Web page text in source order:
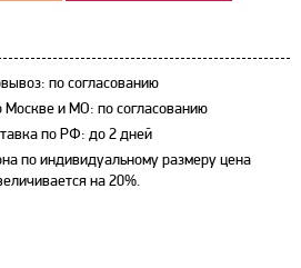
по согласованию
Москве и МО: по согласованию
по РФ: до 2 дней
по индивидуальному размеру цена
на 20%.